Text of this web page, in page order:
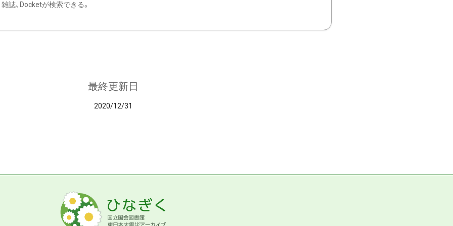
雑誌、Docketが検索できる。
最終更新日
2020/12/31